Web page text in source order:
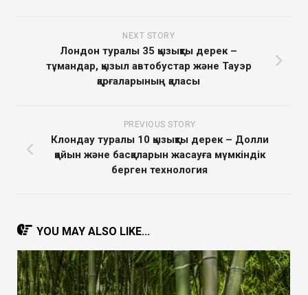
NEXT STORY
Лондон туралы 35 қызықты дерек –
тұмандар, қызыл автобустар және Тауэр
қарғаларының қаласы
PREVIOUS STORY
Клондау туралы 10 қызықты дерек – Долли
қойын және басқаларын жасауға мүмкіндік
берген технология
YOU MAY ALSO LIKE...